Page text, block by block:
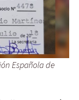
Española de